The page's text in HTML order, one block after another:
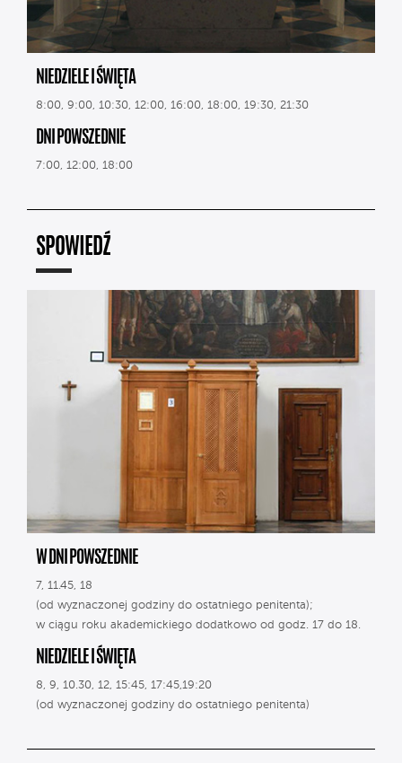
NIEDZIELE I ŚWIĘTA
8:00, 9:00, 10:30, 12:00, 16:00, 18:00, 19:30, 21:30
DNI POWSZEDNIE
7:00, 12:00, 18:00
SPOWIEDŹ
W DNI POWSZEDNIE
7, 11.45, 18
(od wyznaczonej godziny do ostatniego penitenta);
w ciągu roku akademickiego dodatkowo od godz. 17 do 18.
NIEDZIELE I ŚWIĘTA
8, 9, 10.30, 12, 15:45, 17:45,19:20
(od wyznaczonej godziny do ostatniego penitenta)